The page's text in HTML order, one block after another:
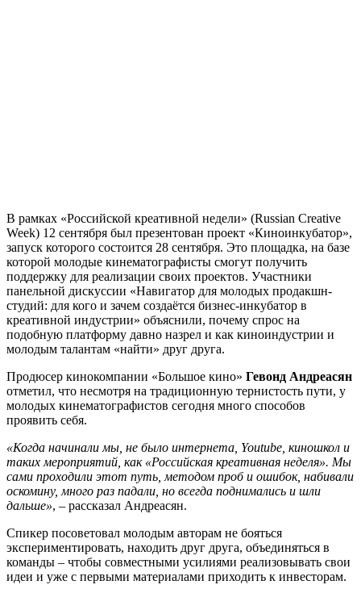
В рамках «Российской креативной недели» (Russian Creative
Week) 12 сентября был презентован проект «Киноинкубатор»,
запуск которого состоится 28 сентября. Это площадка, на базе
которой молодые кинематографисты смогут получить
поддержку для реализации своих проектов. Участники
панельной дискуссии «Навигатор для молодых продакшн-
студий: для кого и зачем создаётся бизнес-инкубатор в
креативной индустрии» объяснили, почему спрос на
подобную платформу давно назрел и как киноиндустрии и
молодым талантам «найти» друг друга.
Продюсер кинокомпании «Большое кино» Гевонд Андреасян
отметил, что несмотря на традиционную тернистость пути, у
молодых кинематографистов сегодня много способов
проявить себя.
«Когда начинали мы, не было интернета, Youtube, киношкол и
таких мероприятий, как «Российская креативная неделя». Мы
сами проходили этот путь, методом проб и ошибок, набивали
оскомину, много раз падали, но всегда поднимались и шли
дальше», – рассказал Андреасян.
Спикер посоветовал молодым авторам не бояться
экспериментировать, находить друг друга, объединяться в
команды – чтобы совместными усилиями реализовывать свои
идеи и уже с первыми материалами приходить к инвесторам.